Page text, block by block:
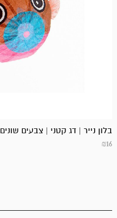
בלון נייר | דג קטני | צבעים שונים
₪16